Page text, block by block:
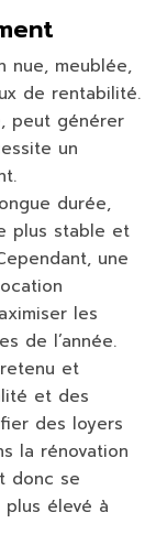
nue, meublée,
de rentabilité.
peut générer
un
durée,
plus stable et
une
les
de l’année.
et
et des
des loyers
la rénovation
donc se
élevé à